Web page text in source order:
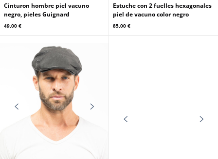
CUIRS GUIGNARD
Cinturon hombre piel vacuno
negro, pieles Guignard
HEXAGONA
Estuche con 2 fuelles hexagonales
piel de vacuno color negro